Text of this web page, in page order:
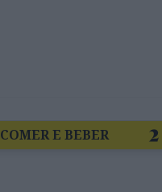
COMER E BEBER